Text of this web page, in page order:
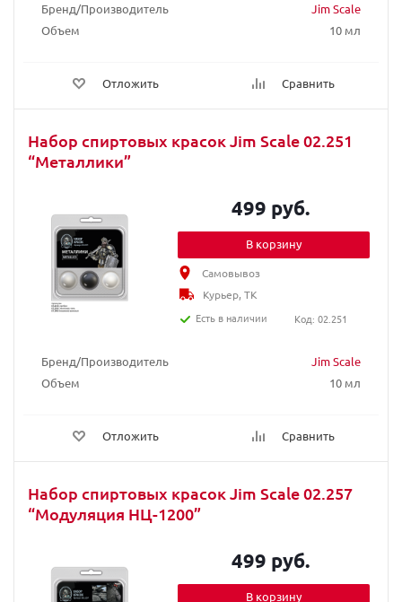
Бренд/Производитель
Jim Scale
Объем
10 мл
Отложить Сравнить
Набор спиртовых красок Jim Scale 02.251
“Металлики”
Бренд/Производитель
Jim Scale
Объем
10 мл
Отложить Сравнить
499 руб.
В корзину
Самовывоз
Курьер, ТК
Есть в наличии
Код: 02.251
Набор спиртовых красок Jim Scale 02.257
“Модуляция НЦ-1200”
499 руб.
В корзину